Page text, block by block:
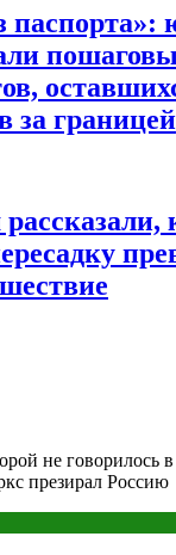
паспорта»:
за границей
не говорилось
презирал Россию